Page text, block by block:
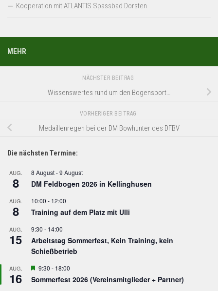
Kooperation mit ATLANTIS Spassbad Dorsten
MEHR
NÄCHSTER BEITRAG
Wissenswertes rund um den Bogensport…
VORHERIGER BEITRAG
Medaillenregen bei der DM Bowhunter des DFBV
Die nächsten Termine:
AUG.
8
8 August-9 August
DM Feldbogen 2026 in Kellinghusen
AUG.
8
10:00 - 12:00
Training auf dem Platz mit Ulli
AUG.
15
9:30 - 14:00
Arbeitstag Sommerfest, Kein Training, kein
Schießbetrieb
AUG.
16
Hervorgehoben
9:30 - 18:00
Sommerfest 2026 (Vereinsmitglieder + Partner)